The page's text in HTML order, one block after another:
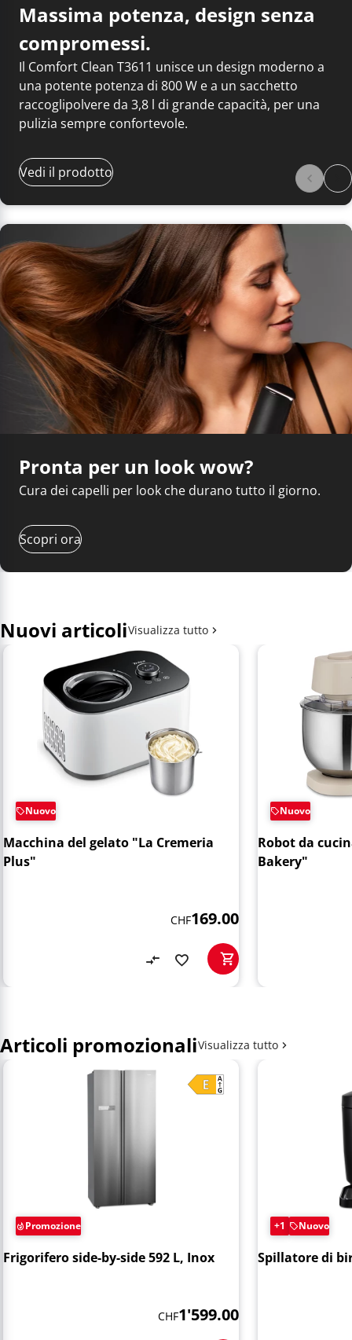
Massima potenza, design senza
compromessi.
Il Comfort Clean T3611 unisce un design moderno a
una potente potenza di 800 W e a un sacchetto
raccoglipolvere da 3,8 l di grande capacità, per una
pulizia sempre confortevole.
Vedi il prodotto
Pronta per un look wow?
Cura dei capelli per look che durano tutto il giorno.
Scopri ora
Nuovi articoliVisualizza tutto
Nuovo
Macchina del gelato "La Cremeria
Plus"
CHF169.00
Nuovo
Robot da
Bakery"
Articoli promozionaliVisualizza tutto
Promozione
Frigorifero side-by-side 592 L, Inox
CHF1'599.00
+1 Nuovo
Spillatore di